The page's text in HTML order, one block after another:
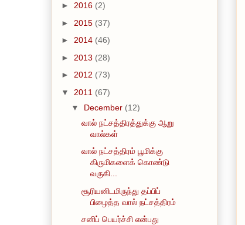
► 2016 (2)
► 2015 (37)
► 2014 (46)
► 2013 (28)
► 2012 (73)
▼ 2011 (67)
▼ December (12)
வால் நட்சத்திரத்துக்கு ஆறு
வால்கள்
வால் நட்சத்திரம் பூமிக்கு
கிருமிகளைக் கொண்டு
வருகி...
சூரியனிடமிருந்து தப்பிப்
பிழைத்த வால் நட்சத்திரம்
சனிப் பெயர்ச்சி என்பது